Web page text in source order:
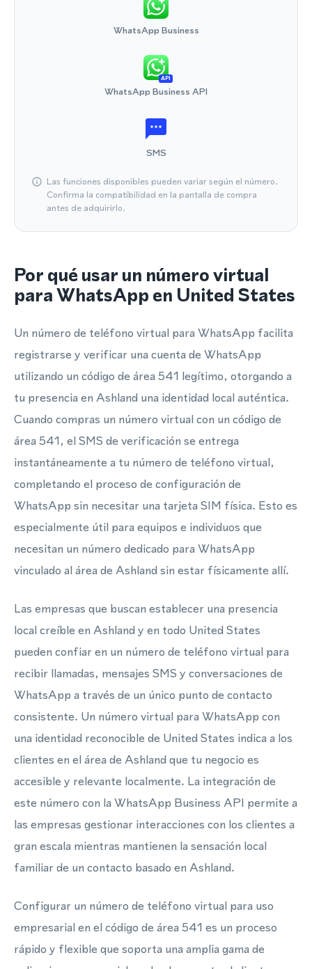
WhatsApp Business
API
WhatsApp Business API
SMS
Las funciones disponibles pueden variar según el número.
Confirma la compatibilidad en la pantalla de compra
antes de adquirirlo.
Por qué usar un número virtual
para WhatsApp en United States
Un número de teléfono virtual para WhatsApp facilita
registrarse y verificar una cuenta de WhatsApp
utilizando un código de área 541 legítimo, otorgando a
tu presencia en Ashland una identidad local auténtica.
Cuando compras un número virtual con un código de
área 541, el SMS de verificación se entrega
instantáneamente a tu número de teléfono virtual,
completando el proceso de configuración de
WhatsApp sin necesitar una tarjeta SIM física. Esto es
especialmente útil para equipos e individuos que
necesitan un número dedicado para WhatsApp
vinculado al área de Ashland sin estar físicamente allí.
Las empresas que buscan establecer una presencia
local creíble en Ashland y en todo United States
pueden confiar en un número de teléfono virtual para
recibir llamadas, mensajes SMS y conversaciones de
WhatsApp a través de un único punto de contacto
consistente. Un número virtual para WhatsApp con
una identidad reconocible de United States indica a los
clientes en el área de Ashland que tu negocio es
accesible y relevante localmente. La integración de
este número con la WhatsApp Business API permite a
las empresas gestionar interacciones con los clientes a
gran escala mientras mantienen la sensación local
familiar de un contacto basado en Ashland.
Configurar un número de teléfono virtual para uso
empresarial en el código de área 541 es un proceso
rápido y flexible que soporta una amplia gama de